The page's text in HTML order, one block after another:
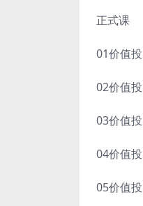
正式课
01价值
02价值
03价值
04价值
05价值